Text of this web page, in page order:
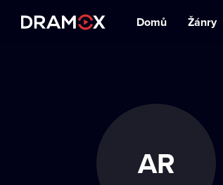
Domů Žánry
AR